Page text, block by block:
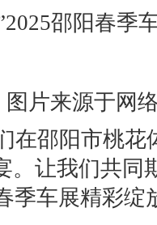
图片来源于网
在邵阳市桃花
。让我们共同
车展精彩绽